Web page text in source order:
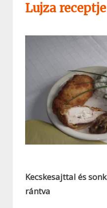
Lujza
Kecskesajttal és
rántva